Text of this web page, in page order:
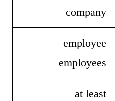
company
employee
employees
at least